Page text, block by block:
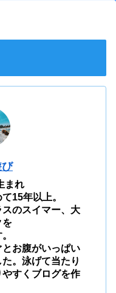
まれ
15年以上。
のスイマー、大
を
お腹がいっぱい
。泳げて当たり
すくブログを作